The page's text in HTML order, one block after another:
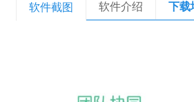
软件截图 软件介绍 下载